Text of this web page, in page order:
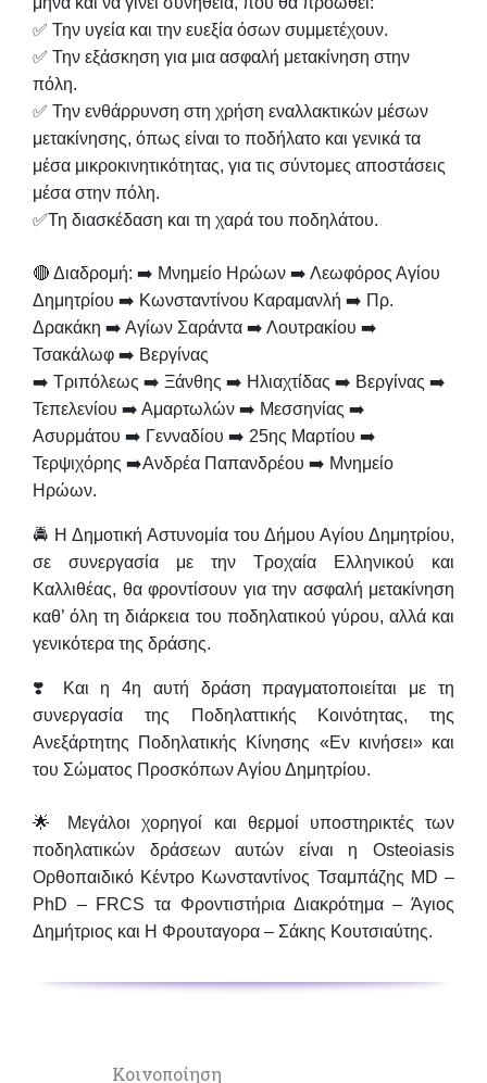
✅ Την υγεία και την ευεξία όσων συμμετέχουν.
✅ Την εξάσκηση για μια ασφαλή μετακίνηση στην
πόλη.
✅ Την ενθάρρυνση στη χρήση εναλλακτικών μέσων
μετακίνησης, όπως είναι το ποδήλατο και γενικά τα
μέσα μικροκινητικότητας, για τις σύντομες αποστάσεις
μέσα στην πόλη.
✅Τη διασκέδαση και τη χαρά του ποδηλάτου.
🔴 Διαδρομή: ➡️ Μνημείο Ηρώων ➡️ Λεωφόρος Αγίου
Δημητρίου ➡️ Κωνσταντίνου Καραμανλή ➡️ Πρ.
Δρακάκη ➡️ Αγίων Σαράντα ➡️ Λουτρακίου ➡️
Τσακάλωφ ➡️ Βεργίνας
➡️ Τριπόλεως ➡️ Ξάνθης ➡️ Ηλιαχτίδας ➡️ Βεργίνας ➡️
Τεπελενίου ➡️ Αμαρτωλών ➡️ Μεσσηνίας ➡️
Ασυρμάτου ➡️ Γενναδίου ➡️ 25ης Μαρτίου ➡️
Τερψιχόρης ➡️Ανδρέα Παπανδρέου ➡️ Μνημείο
Ηρώων.
🚔 Η Δημοτική Αστυνομία του Δήμου Αγίου Δημητρίου,
σε συνεργασία με την Τροχαία Ελληνικού και
Καλλιθέας, θα φροντίσουν για την ασφαλή μετακίνηση
καθ’ όλη τη διάρκεια του ποδηλατικού γύρου, αλλά και
γενικότερα της δράσης.
❣️ Και η 4η αυτή δράση πραγματοποιείται με τη
συνεργασία της Ποδηλαττικής Κοινότητας, της
Ανεξάρτητης Ποδηλατικής Κίνησης «Εν κινήσει» και
του Σώματος Προσκόπων Αγίου Δημητρίου.
🌟 Μεγάλοι χορηγοί και θερμοί υποστηρικτές των
ποδηλατικών δράσεων αυτών είναι η Osteoiasis
Ορθοπαιδικό Κέντρο Κωνσταντίνος Τσαμπάζης MD –
PhD – FRCS τα Φροντιστήρια Διακρότημα – Άγιος
Δημήτριος και Η Φρουταγορα – Σάκης Κουτσιαύτης.
Κοινοποίηση